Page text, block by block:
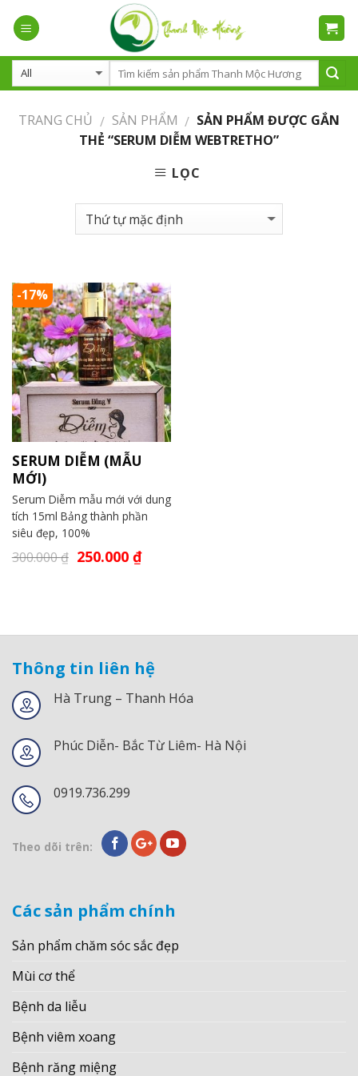
TRANG CHỦ / SẢN PHẨM / SẢN PHẨM ĐƯỢC GẮN
THẺ “SERUM DIỄM WEBTRETHO”
LỌC
-17%
SERUM DIỄM (MẪU
MỚI)
Serum Diễm mẫu mới với dung
tích 15ml Bảng thành phần
siêu đẹp, 100%
300.000₫ 250.000 ₫
Thông tin liên hệ
Hà Trung – Thanh Hóa
Phúc Diễn- Bắc Từ Liêm- Hà Nội
0919.736.299
Theo dõi trên:
Các sản phẩm chính
Sản phẩm chăm sóc sắc đẹp
Mùi cơ thể
Bệnh da liễu
Bệnh viêm xoang
Bệnh răng miệng